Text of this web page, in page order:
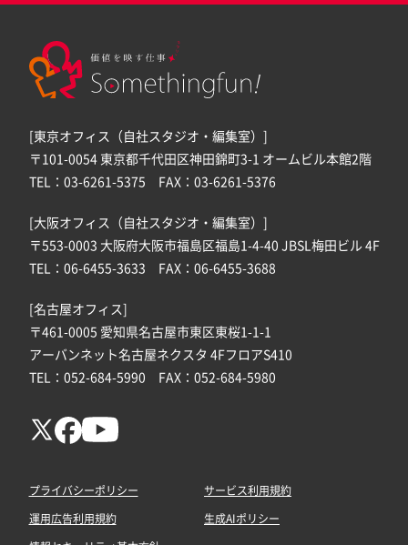
[東京オフィス（自社スタジオ・編集室）]
〒101-0054 東京都千代田区神田錦町3-1 オームビル本館2階
TEL：03-6261-5375 FAX：03-6261-5376
[大阪オフィス（自社スタジオ・編集室）]
〒553-0003 大阪府大阪市福島区福島1-4-40 JBSL梅田ビル 4F
TEL：06-6455-3633 FAX：06-6455-3688
[名古屋オフィス]
〒461-0005 愛知県名古屋市東区東桜1-1-1
アーバンネット名古屋ネクスタ 4FフロアS410
TEL：052-684-5990 FAX：052-684-5980
プライバシーポリシー サービス利用規約
運用広告利用規約 生成AIポリシー